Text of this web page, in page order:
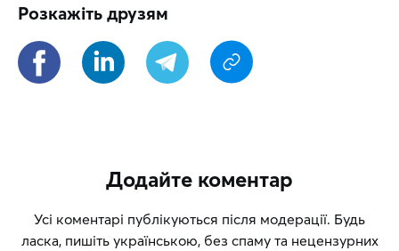
Розкажіть друзям
Додайте коментар
Усі коментарі публікуються після модерації. Будь
ласка, пишіть українською, без спаму та нецензурних